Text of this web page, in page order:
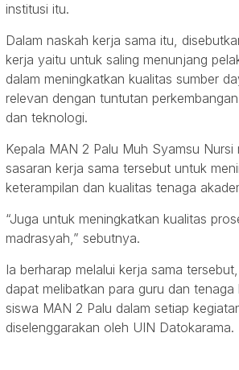
institusi itu.
Dalam naskah kerja sama itu,
kerja yaitu untuk saling menunjang
dalam meningkatkan kualitas sumber
relevan dengan tuntutan
dan teknologi.
Kepala MAN 2 Palu Muh Syamsu Nursi
sasaran kerja sama tersebut untuk
keterampilan dan kualitas tenaga
“Juga untuk meningkatkan kualitas
madrasyah,” sebutnya.
Ia berharap melalui kerja sama
dapat melibatkan para guru dan tenaga
siswa MAN 2 Palu dalam setiap
diselenggarakan oleh UIN Datokarama.